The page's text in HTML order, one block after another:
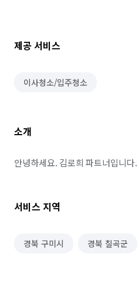
제공 서비스
이사청소/입주청소
소개
안녕하세요. 김로희 파트너입니다.
서비스 지역
경북 구미시 경북 칠곡군